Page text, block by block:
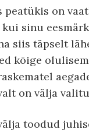
peatükis on
sinu
siis täpselt
kõige
on välja
toodud